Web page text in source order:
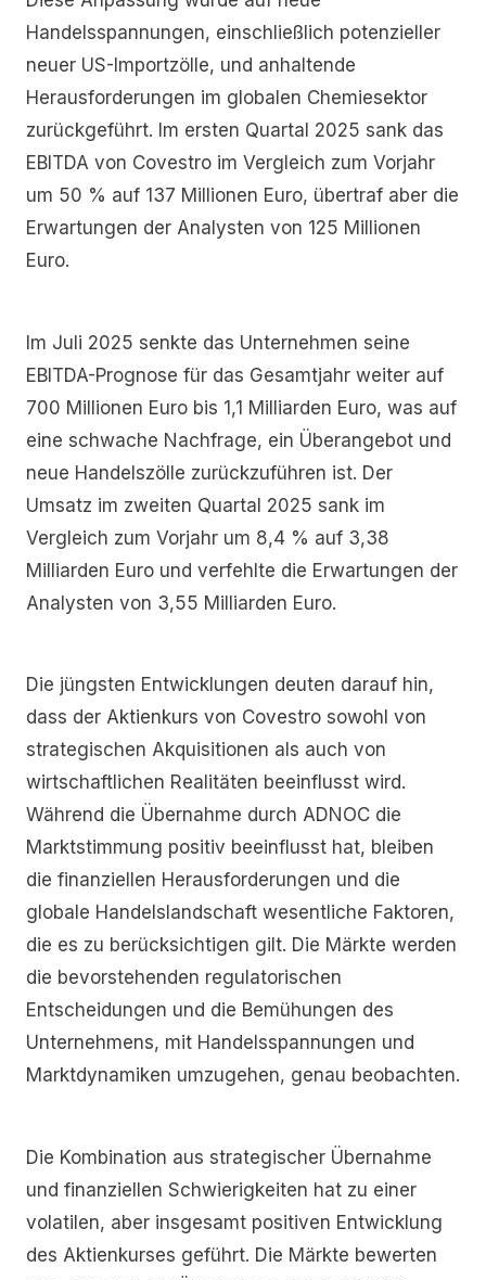
Handelsspannungen, einschließlich potenzieller
neuer US-Importzölle, und anhaltende
Herausforderungen im globalen Chemiesektor
zurückgeführt. Im ersten Quartal 2025 sank das
EBITDA von Covestro im Vergleich zum Vorjahr
um 50 % auf 137 Millionen Euro, übertraf aber die
Erwartungen der Analysten von 125 Millionen
Euro.
Im Juli 2025 senkte das Unternehmen seine
EBITDA-Prognose für das Gesamtjahr weiter auf
700 Millionen Euro bis 1,1 Milliarden Euro, was auf
eine schwache Nachfrage, ein Überangebot und
neue Handelszölle zurückzuführen ist. Der
Umsatz im zweiten Quartal 2025 sank im
Vergleich zum Vorjahr um 8,4 % auf 3,38
Milliarden Euro und verfehlte die Erwartungen der
Analysten von 3,55 Milliarden Euro.
Die jüngsten Entwicklungen deuten darauf hin,
dass der Aktienkurs von Covestro sowohl von
strategischen Akquisitionen als auch von
wirtschaftlichen Realitäten beeinflusst wird.
Während die Übernahme durch ADNOC die
Marktstimmung positiv beeinflusst hat, bleiben
die finanziellen Herausforderungen und die
globale Handelslandschaft wesentliche Faktoren,
die es zu berücksichtigen gilt. Die Märkte werden
die bevorstehenden regulatorischen
Entscheidungen und die Bemühungen des
Unternehmens, mit Handelsspannungen und
Marktdynamiken umzugehen, genau beobachten.
Die Kombination aus strategischer Übernahme
und finanziellen Schwierigkeiten hat zu einer
volatilen, aber insgesamt positiven Entwicklung
des Aktienkurses geführt. Die Märkte bewerten